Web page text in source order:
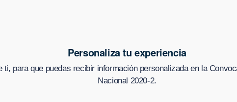
Personaliza tu experiencia
ti, para que puedas recibir información personalizada en la
Nacional 2020-2.